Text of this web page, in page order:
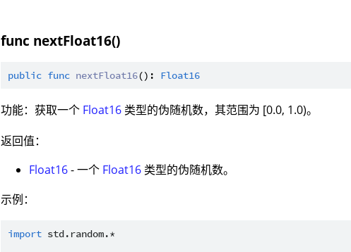
func nextFloat16()
public func nextFloat16(): Float16
功能：获取一个 Float16 类型的伪随机数，其范围为 [0.0, 1.0)。
返回值：
Float16- 一个 Float16 类型的伪随机数。
示例：
import std.random.*